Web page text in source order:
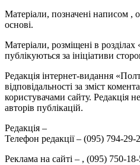
Матеріали, позначені написом ,
основі.
Матеріали, розміщені в
публікуються за ініціативи
Редакція інтернет-видання
відповідальності за зміст
користувачами сайту. Редакція
авторів публікацій.
Редакція –
Телефон редакції – (095) 794-29-
Реклама на сайті – , (095) 750-